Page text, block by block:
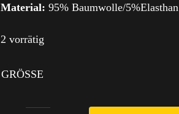
Material: 95% Baumwolle/5%Elasthan
2 vorrätig
GRÖSSE